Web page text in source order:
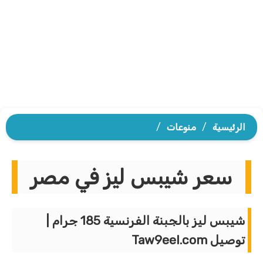
الرئيسية / منوعات /
سعر شيبس ليز في مصر
شيبس ليز بالجبنة الفرنسية 185 جرام |
توصيل Taw9eel.com